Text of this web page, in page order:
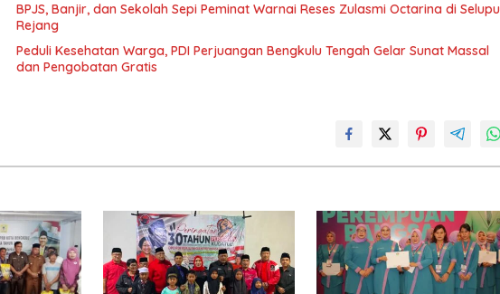
BPJS, Banjir, dan Sekolah Sepi Peminat Warnai Reses Zulasmi Octarina di Selupu
Rejang
Peduli Kesehatan Warga, PDI Perjuangan Bengkulu Tengah Gelar Sunat Massal
dan Pengobatan Gratis